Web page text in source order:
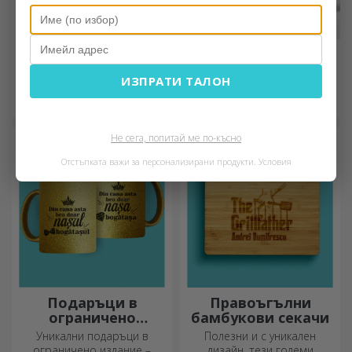
Персонализирани
слънчеви сенници
за автомобили
Сега сенниците също могат
да бъдат персонализирани
кутии за занаяти
със стикери
Идеален за опаковане на
подаръци за всеки повод.
Подаръци в
ограничено
издание
Уникални подаръци в
Правоъгълни
бамбукови секачи
Полезни и с уникален
ИЗПРАТИ ТАЛОН
Не сега, попитай ме по-късно
Отстъпката важи за персонализирани продукти. Условия